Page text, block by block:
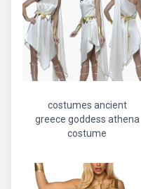
costumes ancient
greece goddess athena
costume